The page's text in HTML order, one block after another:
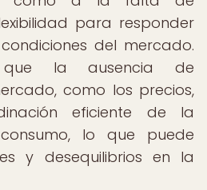
para responder
del mercado.
que la ausencia de
como los precios,
eficiente de la
lo que puede
y desequilibrios en la